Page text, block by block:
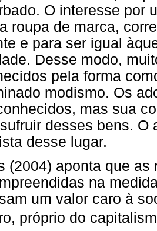
O interesse por
roupa de marca,
e para ser igual
Desse modo,
pela forma
modismo. Os
mas sua
desses bens.
desse lugar.
(2004) aponta que
na
um valor caro à
próprio do